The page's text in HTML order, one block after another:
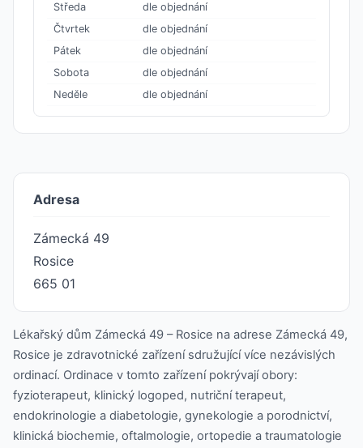
Středa
dle objednání
Čtvrtek
dle objednání
Pátek
dle objednání
Sobota
dle objednání
Neděle
dle objednání
Adresa
Zámecká 49
Rosice
665 01
Lékařský dům Zámecká 49 – Rosice na adrese Zámecká 49,
Rosice je zdravotnické zařízení sdružující více nezávislých
ordinací. Ordinace v tomto zařízení pokrývají obory:
fyzioterapeut, klinický logoped, nutriční terapeut,
endokrinologie a diabetologie, gynekologie a porodnictví,
klinická biochemie, oftalmologie, ortopedie a traumatologie